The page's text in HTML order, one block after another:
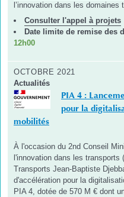
l’innovation dans les
Consulter l'appel à projets
Date limite de remise des
12h00
OCTOBRE 2021
Actualités
PIA 4 :
pour la
mobilités
À l'occasion du 2nd Conseil
l'innovation dans les
Transports Jean-Baptiste
d'accélération pour la
PIA 4, dotée de 570 M € dont